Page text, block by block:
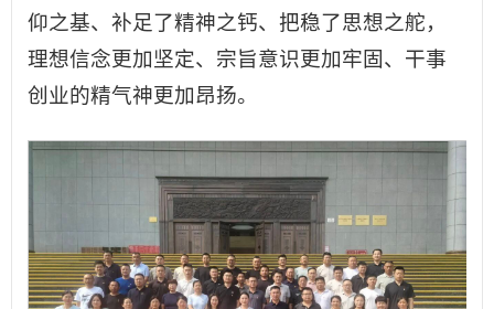
仰之基、补足了精神之钙、把稳了思想之舵，
理想信念更加坚定、宗旨意识更加牢固、干事
创业的精气神更加昂扬。